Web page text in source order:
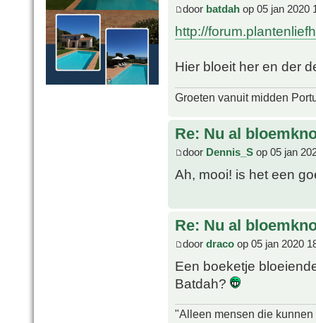
door batdah op 05 jan 2020
http://
Hier bloeit her en der
Groeten vanuit midden
Re: Nu al
door Dennis_S op 05 jan
Ah, mooi! is het een
Re: Nu al
door draco op 05 jan 2020
Een boeketje
Batdah?
"Alleen mensen die